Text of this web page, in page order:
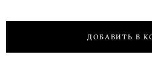
ДОБАВИТЬ В